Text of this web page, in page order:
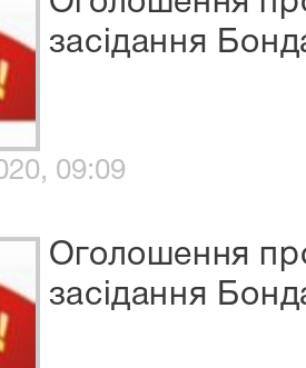
засідання
09:09
Оголошення
засідання